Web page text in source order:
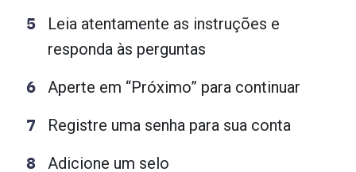
Leia atentamente as instruções e
responda às perguntas
Aperte em “Próximo” para continuar
Registre uma senha para sua conta
Adicione um selo